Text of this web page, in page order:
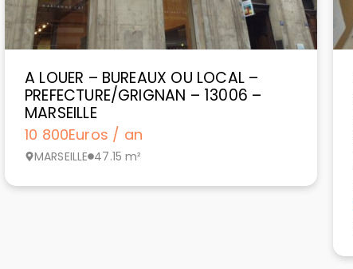
A LOUER – BUREAUX OU LOCAL –
PREFECTURE/GRIGNAN – 13006 –
MARSEILLE
10 800Euros / an
MARSEILLE 47.15 m²